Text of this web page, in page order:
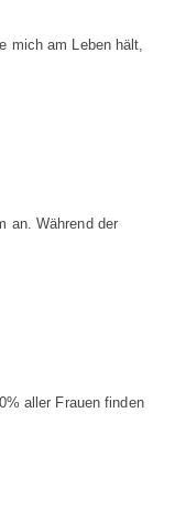
mich am Leben hält,
an. Während der
aller Frauen finden